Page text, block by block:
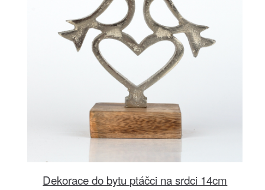
Dekorace do bytu ptáčci na srdci 14cm